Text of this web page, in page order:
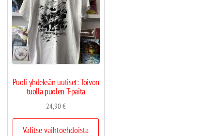
Puoli yhdeksän uutiset: Toivon
tuolla puolen T-paita
24,90€
Valitse vaihtoehdoista